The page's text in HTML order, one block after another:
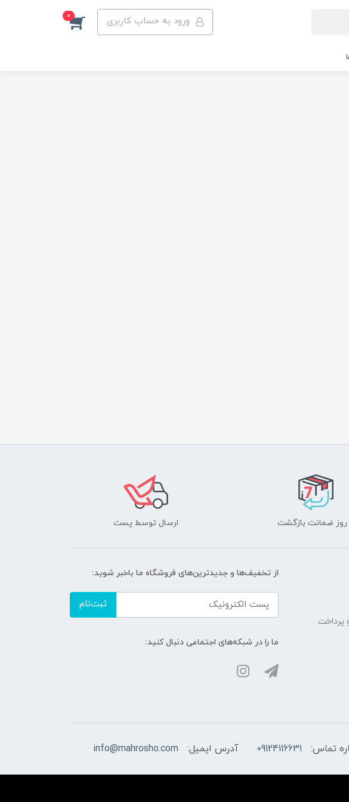
ورود به حساب کاربری 0
ارسال توسط پست
پرداخت
از تخفیف‌ها و جدیدترین‌های فروشگاه ما باخبر شوید:
ثبت‌نام
ما را در شبکه‌های اجتماعی دنبال کنید:
تماس: 09124116631 آدرس ایمیل: info@mahrosho.com